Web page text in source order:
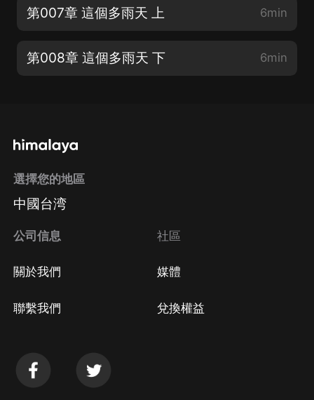
第007章 這個多雨天 上 6min
第008章 這個多雨天 下 6min
選擇您的地區
中國台湾
公司信息
關於我們
聯繫我們
社區
媒體
兌換權益